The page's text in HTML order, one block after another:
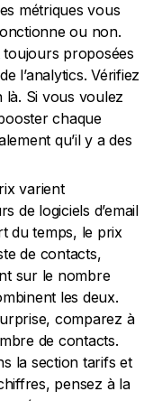
métriques vous
ou non.
toujours proposées
l’analytics. Vérifiez
là. Si vous voulez
chaque
qu’il y a des
varient
de logiciels d’email
du temps, le prix
de contacts,
sur le nombre
les deux.
comparez à
de contacts.
la section tarifs et
pensez à la